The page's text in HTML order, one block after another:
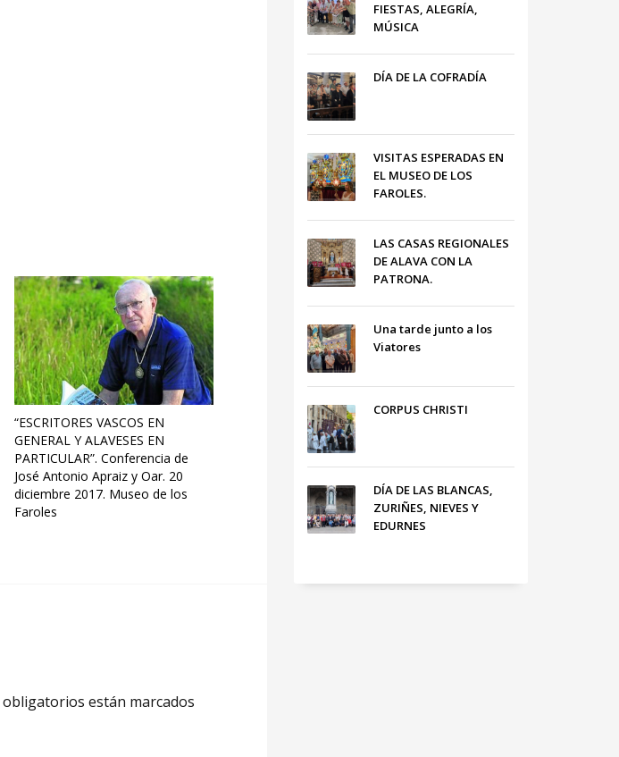
“ESCRITORES VASCOS EN
GENERAL Y ALAVESES EN
PARTICULAR”. Conferencia de
José Antonio Apraiz y Oar. 20
diciembre 2017. Museo de los
Faroles
obligatorios están marcados
FIESTAS, ALEGRÍA,
MÚSICA
DÍA DE LA COFRADÍA
VISITAS ESPERADAS EN
EL MUSEO DE LOS
FAROLES.
LAS CASAS REGIONALES
DE ALAVA CON LA
PATRONA.
Una tarde junto a los
Viatores
CORPUS CHRISTI
DÍA DE LAS BLANCAS,
ZURIÑES, NIEVES Y
EDURNES